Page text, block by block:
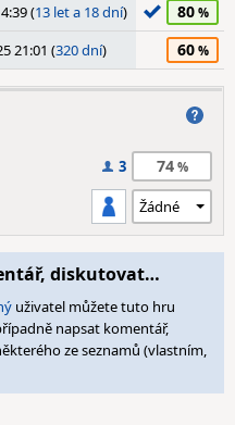
(13 let a 18 dní) 80
21:01 (320 dní) 60
3 74
diskutovat…
uživatel můžete tuto hru
napsat komentář,
ze seznamů (vlastním,